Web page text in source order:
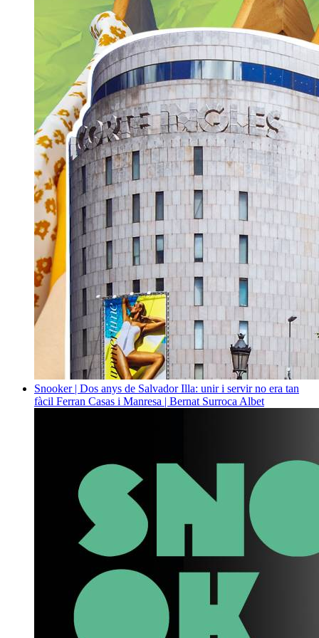
Snooker | Dos anys de Salvador Illa: unir i servir no era tan
fàcil Ferran Casas i Manresa | Bernat Surroca Albet